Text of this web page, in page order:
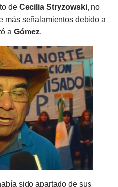
de Cecilia Stryzowski, no
más señalamientos debido a
a Gómez.
sido apartado de sus